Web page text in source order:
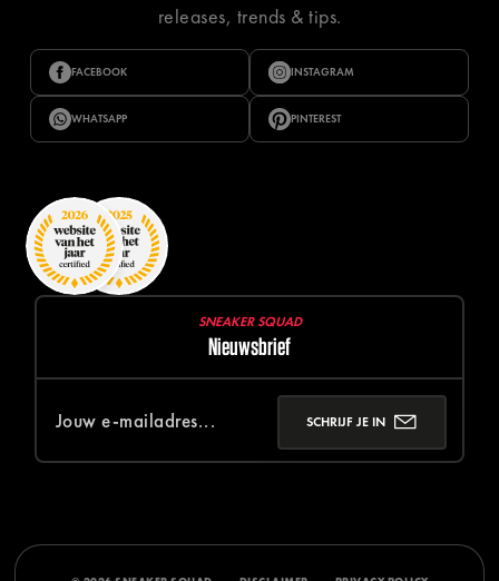
releases, trends & tips.
FACEBOOK INSTAGRAM
WHATSAPP PINTEREST
SNEAKER SQUAD
Nieuwsbrief
SCHRIJF JE IN